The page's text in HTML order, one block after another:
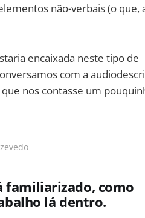
não-verbais (o que,
encaixada neste tipo de
com a
nos contasse um
familiarizado, como
lá dentro.